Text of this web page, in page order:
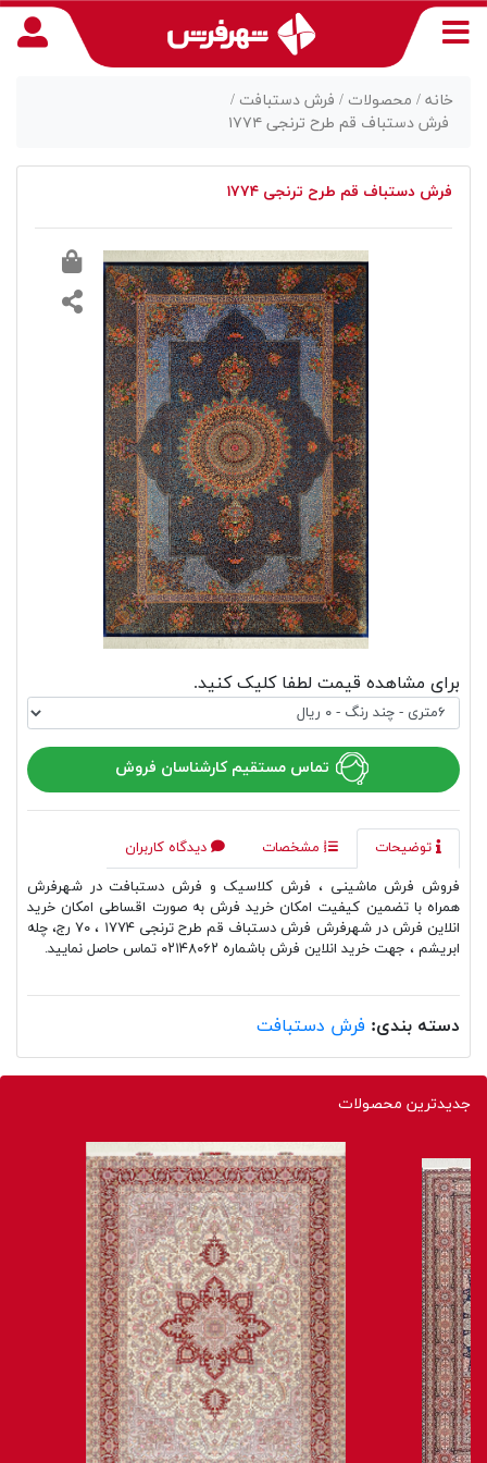
خانه / محصولات / فرش دستبافت /
فرش دستباف قم طرح ترنجی ۱۷۷۴
فرش دستباف قم طرح ترنجی ۱۷۷۴
برای مشاهده قیمت لطفا کلیک کنید.
تماس مستقیم کارشناسان فروش
توضیحات مشخصات
دیدگاه کاربران
فروش فرش ماشینی ، فرش کلاسیک و فرش دستبافت در شهرفرش
همراه با تضمین کیفیت امکان خرید فرش به صورت اقساطی امکان خرید
انلاین فرش در شهرفرش فرش دستباف قم طرح ترنجی ۱۷۷۴ ، ۷۰ رج، چله
ابریشم ، جهت خرید انلاین فرش باشماره ۰۲۱۴۸۰۶۲ تماس حاصل نمایید.
دسته بندی: فرش دستبافت
جدیدترین محصولات